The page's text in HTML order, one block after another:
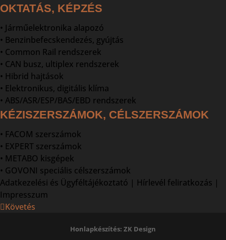
OKTATÁS, KÉPZÉS
• Járműelektronika alapozó
• Benzinbefecskendezés, gyújtás
• Common Rail rendszerek
• CAN busz, ultiplex rendszerek
• Hibrid hajtások
• Elektronikus, digitális klíma
• ABS/ASR/ESP/BAS/EBD rendszerek
KÉZISZERSZÁMOK, CÉLSZERSZÁMOK
• FACOM szerszámok
• EXPERT szerszámok
• METABO kisgépek
• GOVONI speciális célszerszámok
Adatkezelési és Ügyféltájékoztató | Hírlevél feliratkozás |
Impresszum
Követés
Honlapkészítés: ZK Design